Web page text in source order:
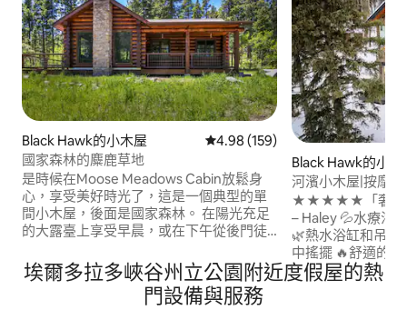
Black Hawk的小木屋 從 159 則評價中獲得 4.98 的平均
4.98 (159)
國家森林的麋鹿草地
是時候在Moose Meadows Cabin放鬆身
心，享受美好時光了，這是一個典型的單
間小木屋，後面是國家森林。 在陽光充足
的大露臺上享受早晨，或在下午從後門徒
Nederland市中心，尋找附近最好的餐廳-
選擇無窮無盡！ 距離Nederland 15分鐘，
距離Eldora Ski Resort 25分鐘，距離Black
Black Hawk的小木
河濱小木屋|按摩
浴
★★★★★「奢華和
– Haley 💦水療浴室–蒸汽淋浴+噴射浴缸
🌿熱水浴缸和吊床
中搖擺 🔥舒適的
和地暖 ❄️清涼舒適
友善–步道、Pack
埃爾多拉多峽谷州立公園附近度假屋的熱
門設備與服務